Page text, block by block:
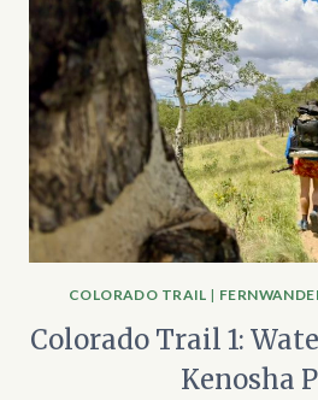
COLORADO TRAIL |
Colorado Trail 1:
Kenosha